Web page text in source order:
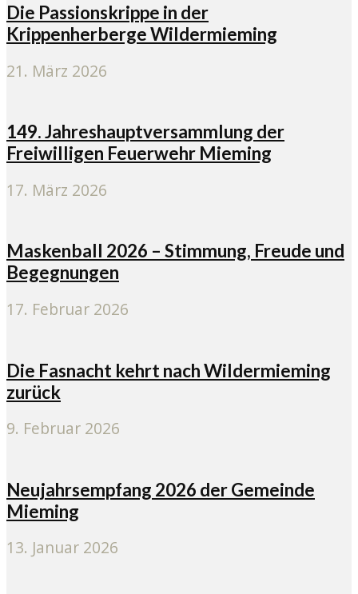
Die Passionskrippe in der
Krippenherberge Wildermieming
21. März 2026
149. Jahreshauptversammlung der
Freiwilligen Feuerwehr Mieming
17. März 2026
Maskenball 2026 – Stimmung, Freude und
Begegnungen
17. Februar 2026
Die Fasnacht kehrt nach Wildermieming
zurück
9. Februar 2026
Neujahrsempfang 2026 der Gemeinde
Mieming
13. Januar 2026